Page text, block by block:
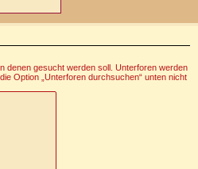
denen gesucht werden soll. Unterforen werden
Option „Unterforen durchsuchen“ unten nicht